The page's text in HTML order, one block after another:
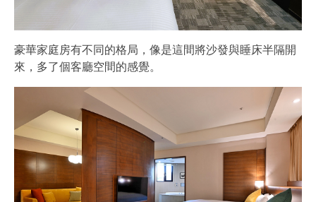
豪華家庭房有不同的格局，像是這間將沙發與睡床半隔開
來，多了個客廳空間的感覺。